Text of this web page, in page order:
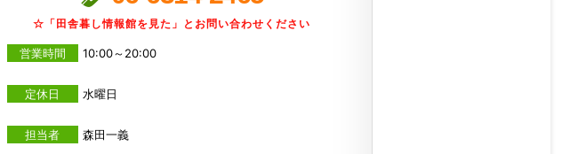
☆「田舎暮し情報館を見た」とお問い合わせください
営業時間 10:00～20:00
定休日 水曜日
担当者 森田一義